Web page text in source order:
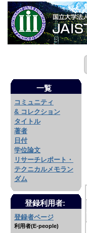
一覧
コミュニティ
& コレクション
タイトル
著者
日付
学位論文
リサーチレポート・
テクニカルメモラン
ダム
登録利用者:
登録者ページ
利用者(E-people)